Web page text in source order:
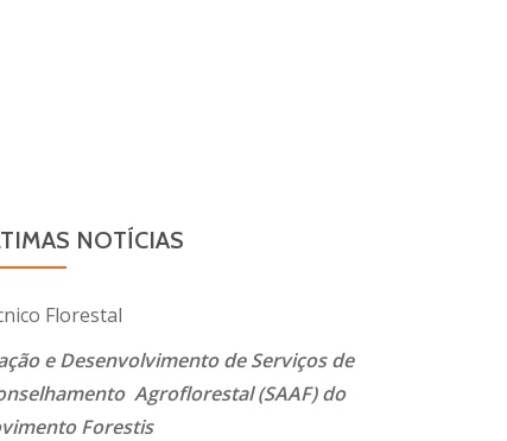
NOTÍCIAS
Florestal
e Desenvolvimento de Serviços de
Agroflorestal (SAAF) do
Forestis